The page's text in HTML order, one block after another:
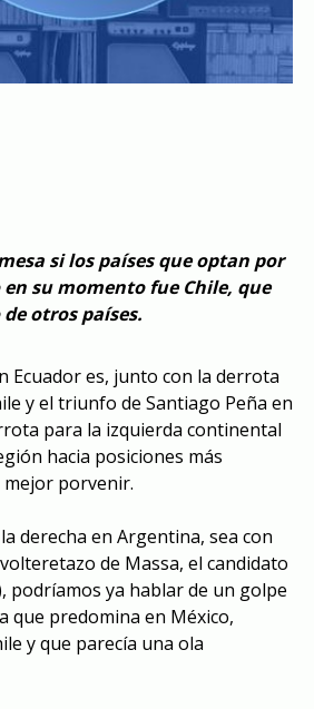
si los países que optan por
su momento fue Chile, que
otros países.
Ecuador es, junto con la derrota
y el triunfo de Santiago Peña en
para la izquierda continental
hacia posiciones más
mejor porvenir.
derecha en Argentina, sea con
de Massa, el candidato
podríamos ya hablar de un golpe
que predomina en México,
y que parecía una ola